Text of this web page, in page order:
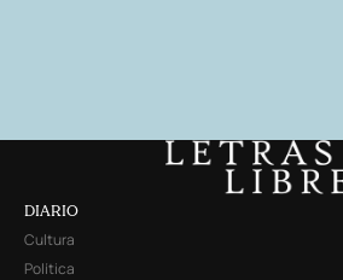
DIARIO
Cultura
Política